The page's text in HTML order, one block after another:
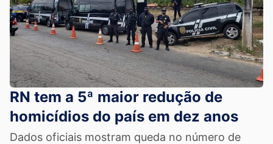
RN tem a 5ª maior redução de
homicídios do país em dez anos
Dados oficiais mostram queda no número de